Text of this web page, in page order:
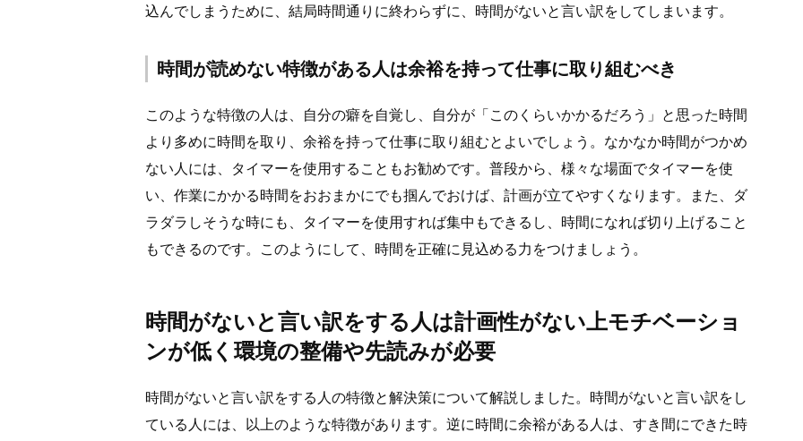
込んでしまうために、結局時間通りに終わらずに、時間がないと言い訳をしてしまいます。
時間が読めない特徴がある人は余裕を持って仕事に取り組むべき
このような特徴の人は、自分の癖を自覚し、自分が「このくらいかかるだろう」と思った時間
より多めに時間を取り、余裕を持って仕事に取り組むとよいでしょう。なかなか時間がつかめ
ない人には、タイマーを使用することもお勧めです。普段から、様々な場面でタイマーを使
い、作業にかかる時間をおおまかにでも掴んでおけば、計画が立てやすくなります。また、ダ
ラダラしそうな時にも、タイマーを使用すれば集中もできるし、時間になれば切り上げること
もできるのです。このようにして、時間を正確に見込める力をつけましょう。
時間がないと言い訳をする人は計画性がない上モチベーショ
ンが低く環境の整備や先読みが必要
時間がないと言い訳をする人の特徴と解決策について解説しました。時間がないと言い訳をし
ている人には、以上のような特徴があります。逆に時間に余裕がある人は、すき間にできた時